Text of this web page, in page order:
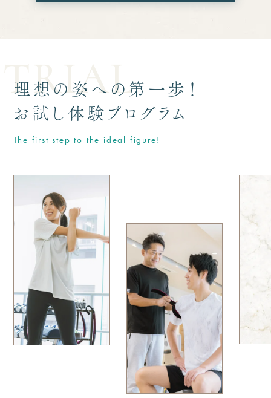
TRIAL
理想の姿への第一歩！
お試し体験プログラム
The first step to the ideal figure!